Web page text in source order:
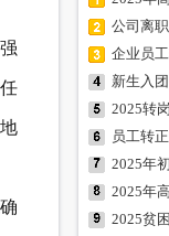
公司离
企业员
新生入
2025转
员工转
2025年
2025年
2025贫